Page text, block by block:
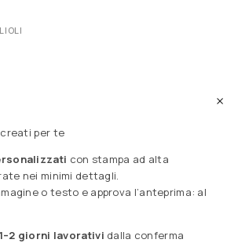
per te
con stampa ad alta
nei minimi dettagli.
o testo e approva l’anteprima: al
giorni lavorativi dalla conferma